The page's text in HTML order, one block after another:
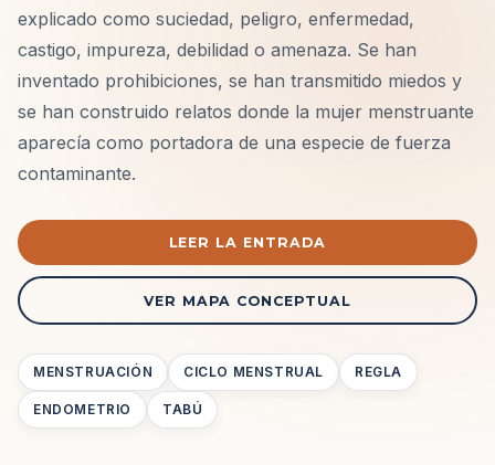
explicado como suciedad, peligro, enfermedad,
castigo, impureza, debilidad o amenaza. Se han
inventado prohibiciones, se han transmitido miedos y
se han construido relatos donde la mujer menstruante
aparecía como portadora de una especie de fuerza
contaminante.
LEER LA ENTRADA
VER MAPA CONCEPTUAL
MENSTRUACIÓN CICLO MENSTRUAL REGLA
ENDOMETRIO TABÚ